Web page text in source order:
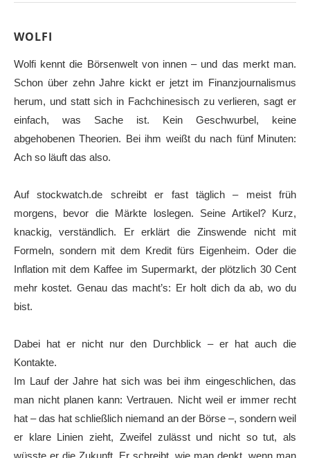
WOLFI
Wolfi kennt die Börsenwelt von innen – und das merkt man.
Schon über zehn Jahre kickt er jetzt im Finanzjournalismus
herum, und statt sich in Fachchinesisch zu verlieren, sagt er
einfach, was Sache ist. Kein Geschwurbel, keine
abgehobenen Theorien. Bei ihm weißt du nach fünf Minuten:
Ach so läuft das also.
Auf stockwatch.de schreibt er fast täglich – meist früh
morgens, bevor die Märkte loslegen. Seine Artikel? Kurz,
knackig, verständlich. Er erklärt die Zinswende nicht mit
Formeln, sondern mit dem Kredit fürs Eigenheim. Oder die
Inflation mit dem Kaffee im Supermarkt, der plötzlich 30 Cent
mehr kostet. Genau das macht’s: Er holt dich da ab, wo du
bist.
Dabei hat er nicht nur den Durchblick – er hat auch die
Kontakte.
Im Lauf der Jahre hat sich was bei ihm eingeschlichen, das
man nicht planen kann: Vertrauen. Nicht weil er immer recht
hat – das hat schließlich niemand an der Börse –, sondern weil
er klare Linien zieht, Zweifel zulässt und nicht so tut, als
wüsste er die Zukunft. Er schreibt, wie man denkt, wenn man